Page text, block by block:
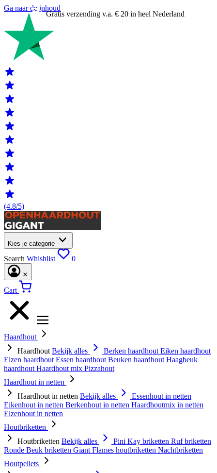
Ga naar de inhoud
Gratis verzending v.a. € 20 in heel Nederland
(4.8/5)
Kies je categorie
Search Whishlist 0
Cart
Haardhout
Haardhout Bekijk alles Berken haardhout Eiken haardhout
Elzen haardhout Essen haardhout Beuken haardhout Haagbeuk
haardhout Haardhout mix Pizzahout
Haardhout in netten
Haardhout in netten Bekijk alles
Essenhout in netten
Eikenhout in netten Berkenhout in netten Haardhoutmix in netten
Elzenhout in netten
Houtbriketten
Houtbriketten Bekijk alles Pini Kay briketten Ruf briketten
Ronde Beuk briketten Giant Flames houtbriketten Nachtbriketten
Houtpellets